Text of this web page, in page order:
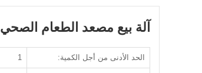
آلة بيع مصعد الطعام الصحي TCN-CEL-10C (V10.1)
الحد الأدنى من أجل الكمية: 1